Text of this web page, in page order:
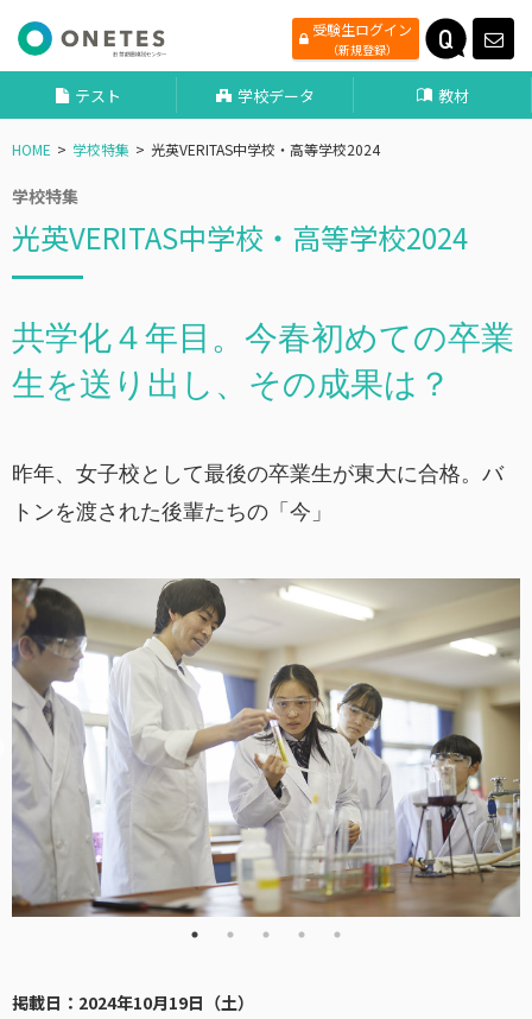
受験生ログイン
（新規登録）
テスト 学校データ 教材
HOME 学校特集 光英VERITAS中学校・高等学校2024
学校特集
光英VERITAS中学校・高等学校2024
共学化４年目。今春初めての卒業
生を送り出し、その成果は？
昨年、女子校として最後の卒業生が東大に合格。バ
トンを渡された後輩たちの「今」
掲載日：2024年10月19日（土）